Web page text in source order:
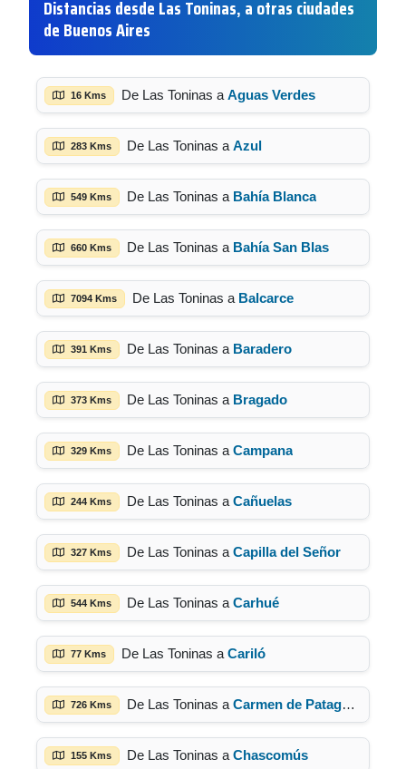
Distancias desde Las Toninas, a otras ciudades
de Buenos Aires
16 Kms De Las Toninas a Aguas Verdes
283 Kms De Las Toninas a Azul
549 Kms De Las Toninas a Bahía Blanca
660 Kms De Las Toninas a Bahía San Blas
7094 Kms De Las Toninas a Balcarce
391 Kms De Las Toninas a Baradero
373 Kms De Las Toninas a Bragado
329 Kms De Las Toninas a Campana
244 Kms De Las Toninas a Cañuelas
327 Kms De Las Toninas a Capilla del Señor
544 Kms De Las Toninas a Carhué
77 Kms De Las Toninas a Cariló
726 Kms De Las Toninas a Carmen de Patagones
155 Kms De Las Toninas a Chascomús